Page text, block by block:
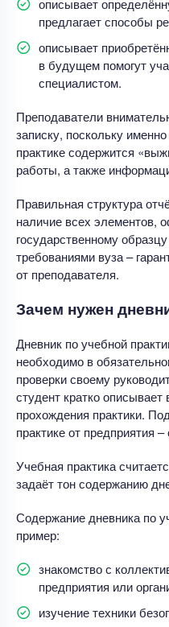
описывает
предлагает способы
описывает
в будущем помогут
специалистом.
Преподаватели
записку, поскольку
практике содержится
работы, а также
Правильная структура
наличие всех элементов,
государственному
требованиями вуза –
от преподавателя.
Зачем нужен
Дневник по учебной
необходимо в
проверки своему
студент кратко
прохождения практики.
практике от предприятия
Учебная практика
задаёт тон содержанию
Содержание дневника по
пример:
знакомство с
предприятия или
изучение техники